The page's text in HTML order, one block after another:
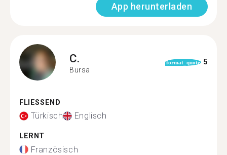
App herunterladen
C.
Bursa
format_quote 5
FLIESSEND
Türkisch Englisch
LERNT
Französisch